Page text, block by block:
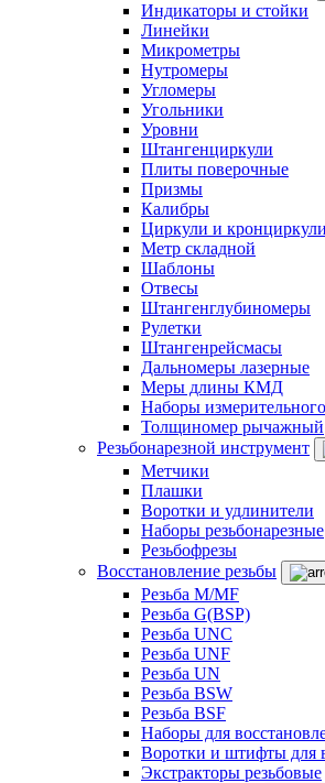
Индикаторы и стойки
Линейки
Микрометры
Нутромеры
Угломеры
Угольники
Уровни
Штангенциркули
Плиты поверочные
Призмы
Калибры
Циркули и кронциркули
Метр складной
Шаблоны
Отвесы
Штангенглубиномеры
Рулетки
Штангенрейсмасы
Дальномеры лазерные
Меры длины КМД
Наборы
Толщиномер рычажный
Резьбонарезной инструмент
Метчики
Плашки
Воротки и удлинители
Наборы резьбонарезные
Резьбофрезы
Восстановление резьбы
Резьба M/MF
Резьба G(BSP)
Резьба UNC
Резьба UNF
Резьба UN
Резьба BSW
Резьба BSF
Наборы для
Воротки и штифты для
Экстракторы резьбовые